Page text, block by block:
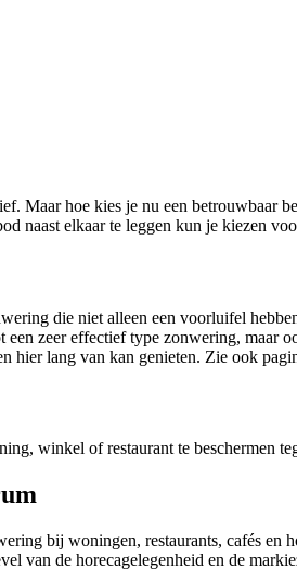
Maar hoe kies je nu een betrouwbaar
naast elkaar te leggen kun je kiezen
die niet alleen een voorluifel
zeer effectief type zonwering, maar
hier lang van kan genieten. Zie ook
winkel of restaurant te beschermen
bij woningen, restaurants, cafés
van de horecagelegenheid en de